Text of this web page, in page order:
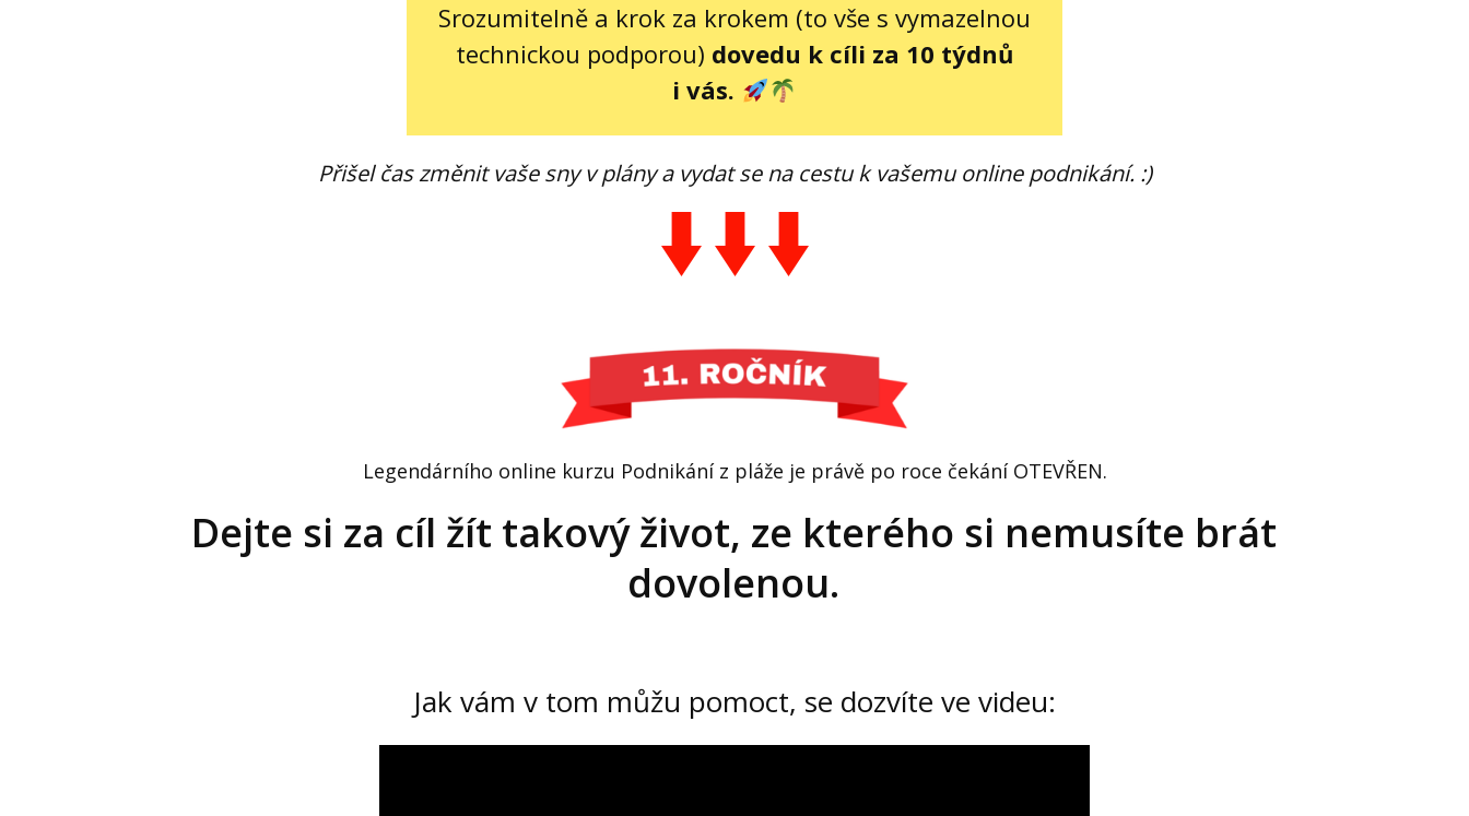
Srozumitelně a krok za krokem (to vše s vymazelnou
technickou podporou) dovedu k cíli za 10 týdnů
i vás.
Přišel čas změnit vaše sny v plány a vydat se na cestu k vašemu online podnikání. :)
Legendárního online kurzu Podnikání z pláže je právě po roce čekání OTEVŘEN.
Dejte si za cíl žít takový život, ze kterého si nemusíte brát
dovolenou.
Jak vám v tom můžu pomoct, se dozvíte ve videu: